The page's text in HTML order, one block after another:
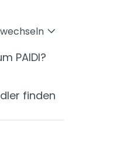
PAIDI?
finden